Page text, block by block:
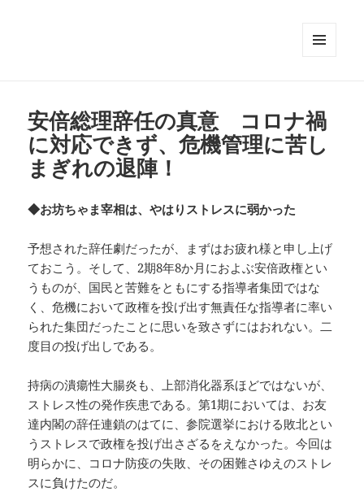
ット
安倍総理辞任の真意 コロナ禍
に対応できず、危機管理に苦し
まぎれの退陣！
◆お坊ちゃま宰相は、やはりストレスに弱かった
予想された辞任劇だったが、まずはお疲れ様と申し上げ
ておこう。そして、2期8年8か月におよぶ安倍政権とい
うものが、国民と苦難をともにする指導者集団ではな
く、危機において政権を投げ出す無責任な指導者に率い
られた集団だったことに思いを致さずにはおれない。二
度目の投げ出しである。
持病の潰瘍性大腸炎も、上部消化器系ほどではないが、
ストレス性の発作疾患である。第1期においては、お友
達内閣の辞任連鎖のはてに、参院選挙における敗北とい
うストレスで政権を投げ出さざるをえなかった。今回は
明らかに、コロナ防疫の失敗、その困難さゆえのストレ
スに負けたのだ。